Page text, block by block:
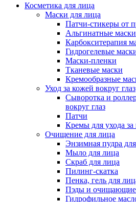
Косметика для лица
Маски для лица
Патчи-стикеры от
Альгинатные маски
Карбокситерапия
Гидрогелевые
Маски-пленки
Тканевые маски
Кремообразные
Уход за кожей вокруг глаз
Сыворотка и
вокруг глаз
Патчи
Кремы для ухода за
Очищение для лица
Энзимная пудра
Мыло для лица
Скраб для лица
Пилинг-скатка
Пенка, гель для
Пэды и очищающие
Гидрофильное